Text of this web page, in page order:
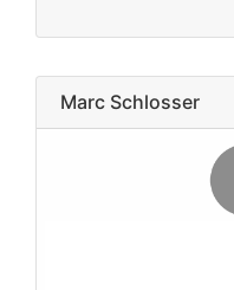
Marc Schlosser